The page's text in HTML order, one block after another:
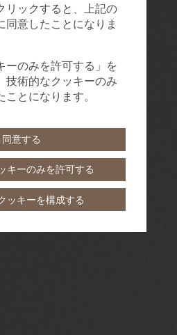
リックすると、上記の
同意したことになりま
ーのみを許可する」を
技術的なクッキーのみ
とになります。
同意する
キーのみを許可する
ッキーを構成する